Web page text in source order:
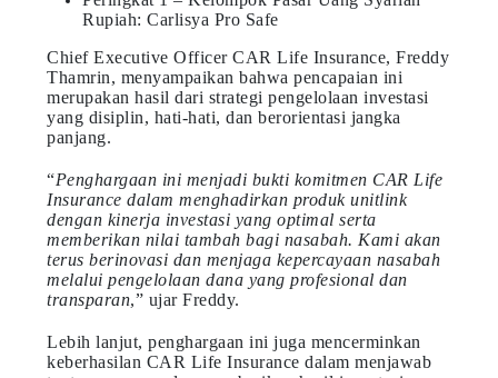
Rupiah: Carlisya Pro Safe
Chief Executive Officer CAR Life Insurance, Freddy
Thamrin, menyampaikan bahwa pencapaian ini
merupakan hasil dari strategi pengelolaan investasi
yang disiplin, hati-hati, dan berorientasi jangka
panjang.
“Penghargaan ini menjadi bukti komitmen CAR Life
Insurance dalam menghadirkan produk unitlink
dengan kinerja investasi yang optimal serta
memberikan nilai tambah bagi nasabah. Kami akan
terus berinovasi dan menjaga kepercayaan nasabah
melalui pengelolaan dana yang profesional dan
transparan,” ujar Freddy.
Lebih lanjut, penghargaan ini juga mencerminkan
keberhasilan CAR Life Insurance dalam menjawab